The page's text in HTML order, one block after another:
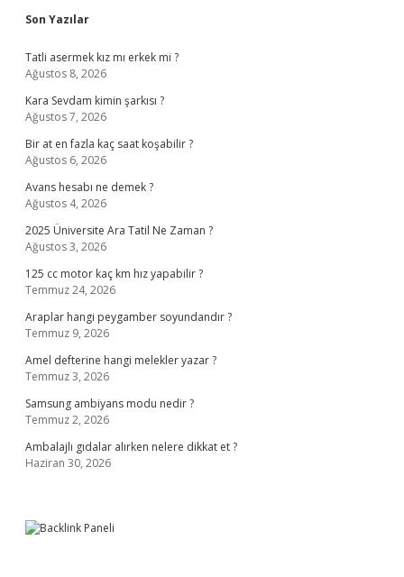
Sidebar
Son Yazılar
Tatli asermek kız mı erkek mi ?
Ağustos 8, 2026
Kara Sevdam kimin şarkısı ?
Ağustos 7, 2026
Bir at en fazla kaç saat koşabilir ?
Ağustos 6, 2026
Avans hesabı ne demek ?
Ağustos 4, 2026
2025 Üniversite Ara Tatil Ne Zaman ?
Ağustos 3, 2026
125 cc motor kaç km hız yapabilir ?
Temmuz 24, 2026
Araplar hangi peygamber soyundandır ?
Temmuz 9, 2026
Amel defterine hangi melekler yazar ?
Temmuz 3, 2026
Samsung ambiyans modu nedir ?
Temmuz 2, 2026
Ambalajlı gıdalar alırken nelere dikkat et ?
Haziran 30, 2026